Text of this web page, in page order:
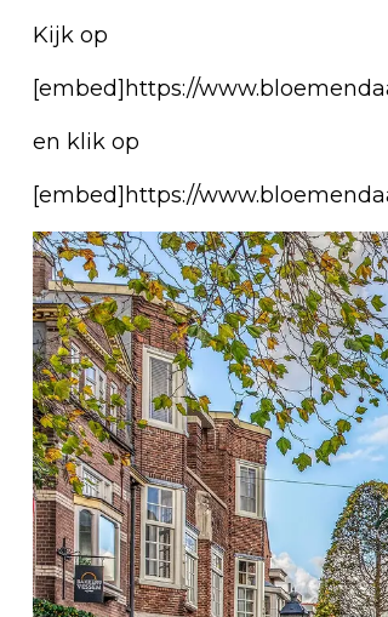
Kijk op
[embed]https://
en klik op
[embed]https://